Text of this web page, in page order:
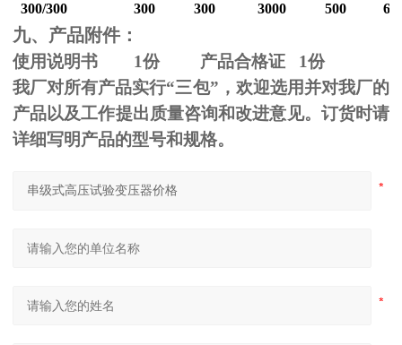
300/300
300 300 3000 500
九、产品附件：
使用说明书 1份 产品合格证 1份
我厂对所有产品实行“三包”，欢迎选用并对我厂的
产品以及工作提出质量咨询和改进意见。订货时请
详细写明产品的型号和规格。